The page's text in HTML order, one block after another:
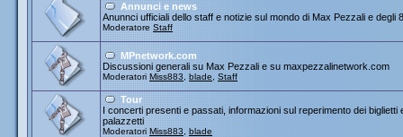
Annunci e news
Anunnci ufficiali dello staff e notizie sul mondo di Max Pezzali e degli
Moderatore Staff
MPnetwork.com
Discussioni generali su Max Pezzali e su maxpezzalinetwork.com
Moderatori Miss883 blade Staff
Tour
I concerti presenti e passati, informazioni sul reperimento dei
palazzetti
Moderatori Miss883 blade